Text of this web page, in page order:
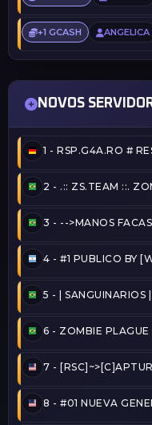
+1 GCASH ANGELICA
NOVOS
1 - RSP.G4A.RO #
2 - .:: ZS.TEAM ::.
3 - -->MANOS
4 - #1 PUBLICO BY
5 - |
6 - ZOMBIE PLAGUE
7 -
8 - #01 NUEVA